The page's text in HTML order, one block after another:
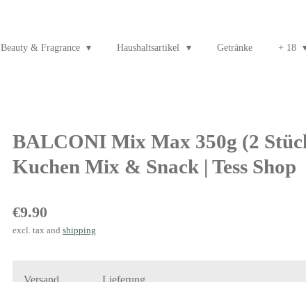
Beauty & Fragrance Haushaltsartikel Getränke + 18
BALCONI Mix Max 350g (2
Kuchen Mix & Snack | Tess Shop
€9.90
excl. tax and shipping
Versand Lieferung